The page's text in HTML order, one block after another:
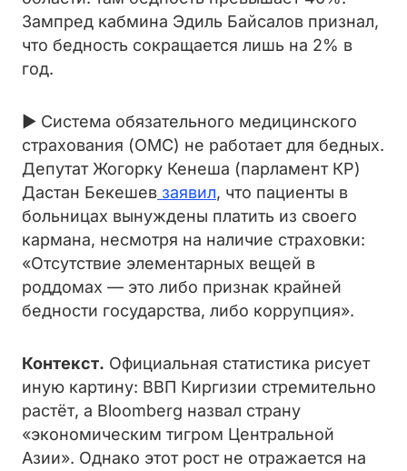
Зампред кабмина Эдиль Байсалов признал,
что бедность сокращается лишь на 2% в
год.
► Система обязательного медицинского
страхования (ОМС) не работает для бедных.
Депутат Жогорку Кенеша (парламент КР)
Дастан Бекешев заявил, что пациенты в
больницах вынуждены платить из своего
кармана, несмотря на наличие страховки:
«Отсутствие элементарных вещей в
роддомах — это либо признак крайней
бедности государства, либо коррупция».
Контекст. Официальная статистика рисует
иную картину: ВВП Киргизии стремительно
растёт, а Bloomberg назвал страну
«экономическим тигром Центральной
Азии». Однако этот рост не отражается на